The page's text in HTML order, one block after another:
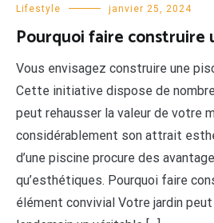
Lifestyle janvier 25, 2024
Pourquoi faire construire
Vous envisagez construire une
Cette initiative dispose de
peut rehausser la valeur de votre
considérablement son attrait
d’une piscine procure des
qu’esthétiques. Pourquoi faire
élément convivial Votre jardin peut